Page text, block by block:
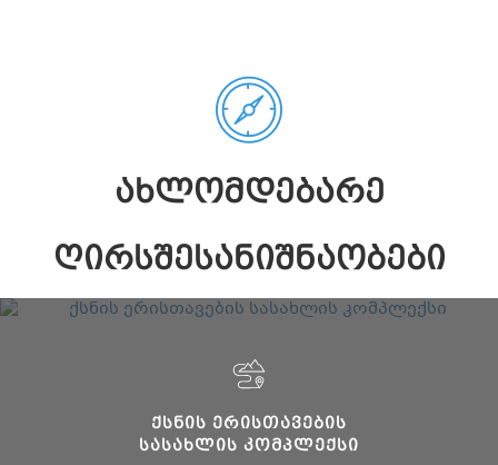
ᲐᲮᲚᲝᲛᲓᲔᲑᲐᲠᲔ
ᲦᲘᲠᲡᲨᲔᲡᲐᲜᲘᲨᲜᲐᲝᲑᲔᲑᲘ
ᲥᲡᲜᲘᲡ ᲔᲠᲘᲡᲗᲐᲕᲔᲑᲘᲡ
ᲡᲐᲡᲐᲮᲚᲘᲡ ᲙᲝᲛᲞᲚᲔᲥᲡᲘ